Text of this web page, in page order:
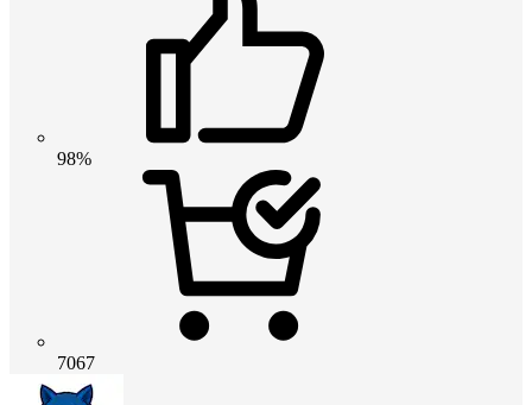
98%
7067